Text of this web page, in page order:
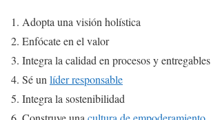
Adopta una visión holística
Enfócate en el valor
Integra la calidad en procesos y entregables
Sé unlíder responsable
Integra la sostenibilidad